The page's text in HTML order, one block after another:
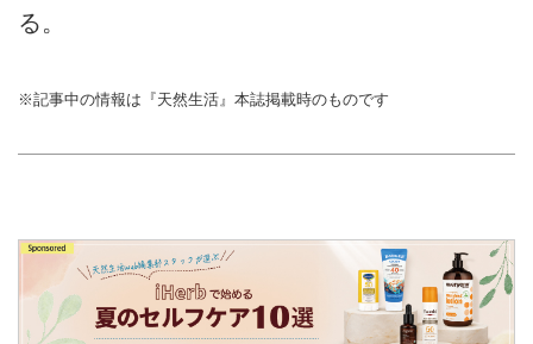
る。
※記事中の情報は『天然生活』本誌掲載時のものです